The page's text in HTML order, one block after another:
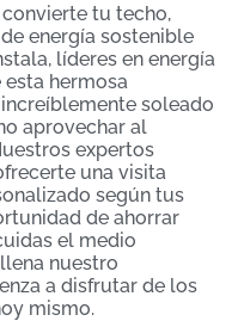
convierte tu techo,
energía sostenible
líderes en energía
esta hermosa
soleado
aprovechar al
expertos
una visita
según tus
de ahorrar
el medio
nuestro
a disfrutar de los
mismo.